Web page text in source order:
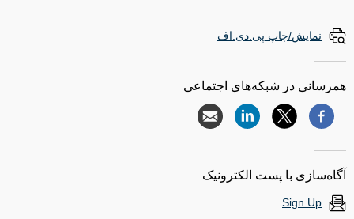
نمایش/چاپ پی.دی.اف
همرسانی در شبکه‌های اجتماعی
آگاه‌سازی با پست الکترونیک
Sign Up